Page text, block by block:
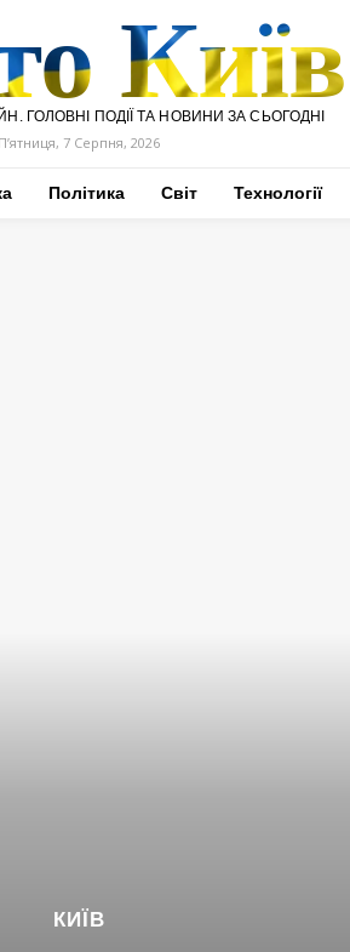
Київ
ГОЛОВНІ ПОДІЇ ТА НОВИНИ ЗА СЬОГОДНІ
П’ятниця, 7 Серпня, 2026
Політика Світ Технології
КИЇВ